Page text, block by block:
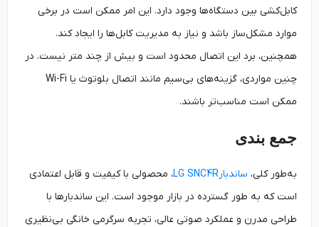
کابل‌کشی بین دستگاه‌ها وجود دارد. این امر ممکن است در برخی
موارد مشکل‌ساز باشد و نیاز به مدیریت کابل‌ها را ایجاد کند.
همچنین، برد این اتصال محدود است و بیش از چند متر نیست. در
چنین مواردی، گزینه‌های بی‌سیم مانند اتصال بلوتوث یا Wi-Fi
ممکن است مناسب‌تر باشند.
جمع بندی
به‌طور کلی، ساندبارLG SNC4R
، محصولی با کیفیت و قابل اعتمادی
است که به طور گسترده در بازار موجود است. این ساندبارها با
طراحی مدرن و عملکرد صوتی عالی، تجربه سرگرمی خانگی بی‌نظیری